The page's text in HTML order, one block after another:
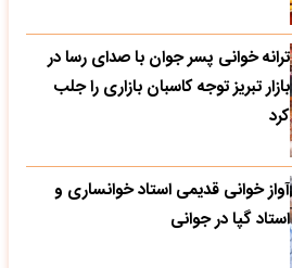
ترانه خوانی پسر جوان با صدای رسا در
بازار تبریز توجه کاسبان بازاری را جلب
کرد
آواز خوانی قدیمی استاد خوانساری و
استاد گپا در جوانی